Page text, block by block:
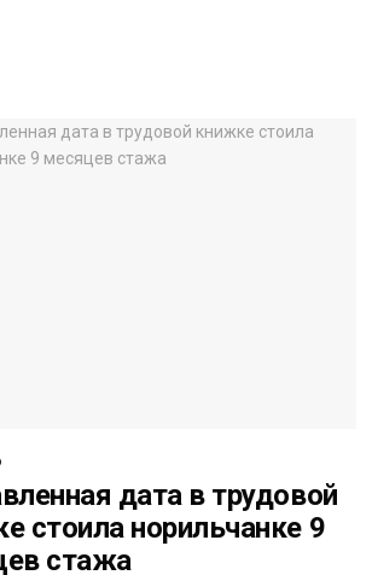
дата в трудовой
стоила норильчанке 9
стажа